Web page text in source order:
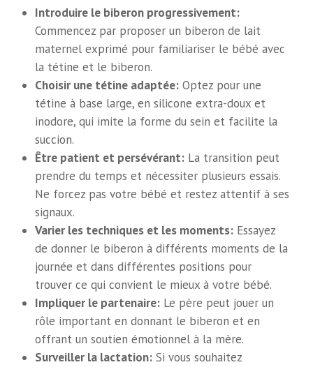
Introduire le biberon progressivement:
Commencez par proposer un biberon de lait
maternel exprimé pour familiariser le bébé avec
la tétine et le biberon.
Choisir une tétine adaptée: Optez pour une
tétine à base large, en silicone extra-doux et
inodore, qui imite la forme du sein et facilite la
succion.
Être patient et persévérant: La transition peut
prendre du temps et nécessiter plusieurs essais.
Ne forcez pas votre bébé et restez attentif à ses
signaux.
Varier les techniques et les moments: Essayez
de donner le biberon à différents moments de la
journée et dans différentes positions pour
trouver ce qui convient le mieux à votre bébé.
Impliquer le partenaire: Le père peut jouer un
rôle important en donnant le biberon et en
offrant un soutien émotionnel à la mère.
Surveiller la lactation: Si vous souhaitez